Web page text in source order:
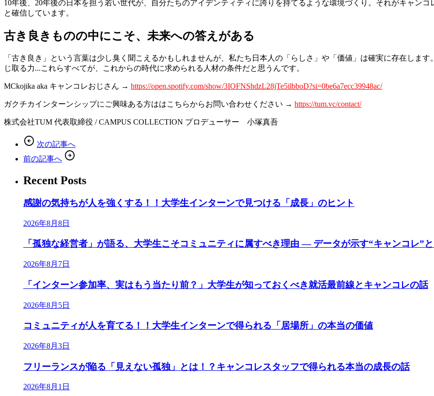
10年後、20年後の日本を担う若い世代が、自分たちのアイデンティティに誇りを持てるような環境づくり。それがキャン
と確信しています。
古き良きものの中にこそ、未来への答えがある
「古き良き」という言葉は少し臭く聞こえるかもしれませんが、私たち日本人の「らしさ」や「価値」は確実に存在しま
じ取る力...これらすべてが、これからの時代に求められる人材の条件だと思うんです。
MCkojika aka キャンコレおじさん → https://open.spotify.com/show/3IOFNShdzL28jTe5ilbboD?si=0be6a7ecc39948ac/
ガクチカインターンシップにご興味ある方ははこちらからお問い合わせください → https://tum.vc/contact/
株式会社TUM 代表取締役 / CAMPUS COLLECTION プロデューサー 小塚真吾
arrow_circle_left 次の記事へ
前の記事へ arrow_circle_right
Recent Posts
感謝の気持ちが人を強くする！！大学生インターンで見つける「成長」のヒント
2026年8月8日
「孤独な経営者」が語る、大学生こそコミュニティに属すべき理由 ― データが示す“キャンコレ”と
2026年8月7日
「インターン参加率、実はもう当たり前？」大学生が知っておくべき就活最前線とキャンコレの話
2026年8月5日
コミュニティが人を育てる！！大学生インターンで得られる「居場所」の本当の価値
2026年8月3日
フリーランスが陥る「見えない孤独」とは！？キャンコレスタッフで得られる本当の成長の話
2026年8月1日